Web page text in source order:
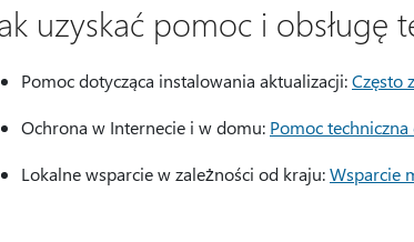
uzyskać pomoc i obsługę
Pomoc dotycząca instalowania aktualizacji:Często
Ochrona w Internecie i w domu: Pomoc
Lokalne wsparcie w zależności od kraju:Wsparcie